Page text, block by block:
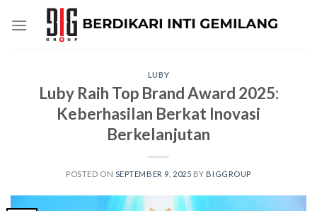
LUBY
Luby Raih Top Brand Award 2025:
Keberhasilan Berkat Inovasi
Berkelanjutan
POSTED ON SEPTEMBER 9, 2025 BY BIGGROUP